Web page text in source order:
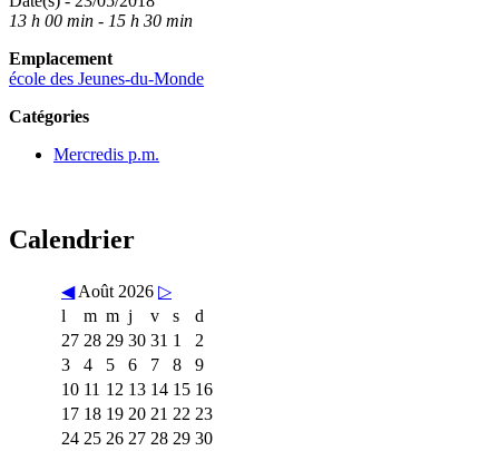
13 h 00 min - 15 h 30 min
Emplacement
école des Jeunes-du-Monde
Catégories
Mercredis p.m.
Calendrier
◀ Août 2026 ▷
l
m m j v s
d
27 28 29 30 31 1
2
3
4 5 6 7 8
9
10 11 12 13 14 15 16
17 18 19 20 21 22 23
24 25 26 27 28 29 30